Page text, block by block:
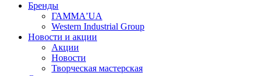
Бренды
ГАММА’UA
Western Industrial Group
Новости и акции
Акции
Новости
Творческая мастерская